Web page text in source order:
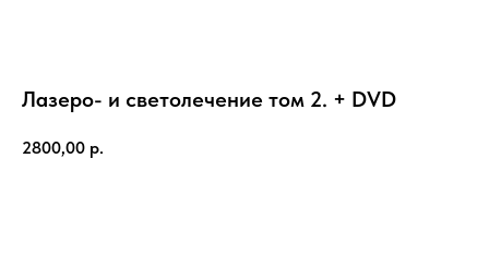
Лазеро- и светолечение том 2. + DVD
2800,00 р.